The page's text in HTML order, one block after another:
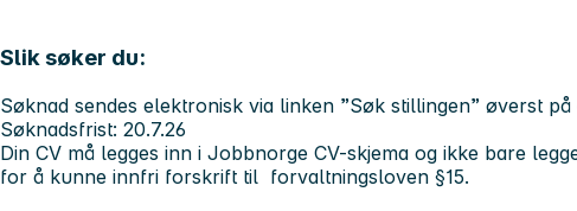
Slik søker du:
Søknad sendes elektronisk via linken ”Søk stillingen” øverst på
Søknadsfrist: 20.7.26
Din CV må legges inn i Jobbnorge CV-skjema og ikke bare
for å kunne innfri forskrift til forvaltningsloven §15.